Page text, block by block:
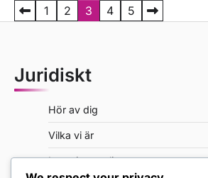
P
t
g
1 2 3 4 5
Juridiskt
Hör av dig
Vilka vi är
Integritetspolicy